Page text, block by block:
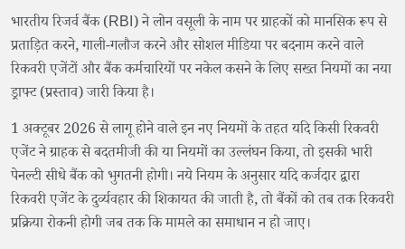
भारतीय रिजर्व बैंक (RBI) ने लोन वसूली के नाम पर ग्राहकों को मानसिक रूप से
प्रताड़ित करने, गाली-गलौज करने और सोशल मीडिया पर बदनाम करने वाले
रिकवरी एजेंटों और बैंक कर्मचारियों पर नकेल कसने के लिए सख्त नियमों का नया
ड्राफ्ट (प्रस्ताव) जारी किया है।
1 अक्टूबर 2026 से लागू होने वाले इन नए नियमों के तहत यदि किसी रिकवरी
एजेंट ने ग्राहक से बदतमीजी की या नियमों का उल्लंघन किया, तो इसकी भारी
पेनल्टी सीधे बैंक को भुगतनी होगी। नये नियम के अनुसार यदि कर्जदार द्वारा
रिकवरी एजेंट के दुर्व्यवहार की शिकायत की जाती है, तो बैंकों को तब तक रिकवरी
प्रक्रिया रोकनी होगी जब तक कि मामले का समाधान न हो जाए।